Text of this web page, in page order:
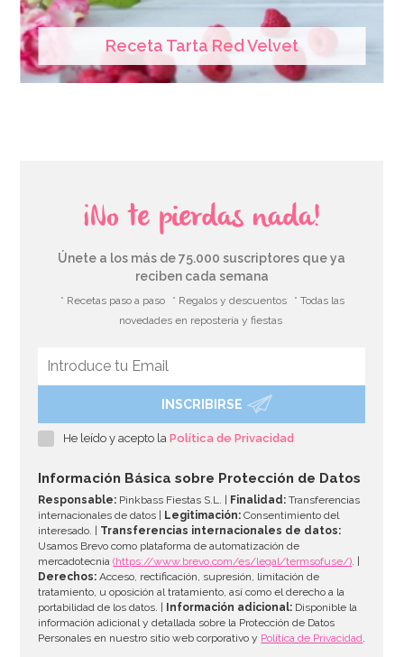
Receta Tarta Red Velvet
¡No te pierdas nada!
Únete a los más de 75.000 suscriptores que ya
reciben cada semana
* Recetas paso a paso * Regalos y descuentos
* Todas las
novedades en repostería y fiestas
INSCRIBIRSE
He leído y acepto laPolítica de Privacidad
Información Básica sobre Protección de Datos
Responsable: Pinkbass Fiestas S.L. | Finalidad: Transferencias
internacionales de datos |
Legitimación: Consentimiento del
interesado. | Transferencias internacionales de datos:
Usamos Brevo como plataforma de automatización de
mercadotecnia(https://www.brevo.com/es/legal/termsofuse/). |
Derechos: Acceso, rectificación, supresión, limitación de
tratamiento, u oposición al tratamiento, así como el derecho a la
portabilidad de los datos. |
Información adicional: Disponible la
información adicional y detallada sobre la Protección de Datos
Personales en nuestro sitio web corporativo y Política de Privacidad.